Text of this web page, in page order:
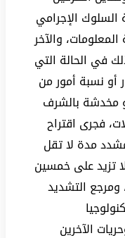
الإجرامي
والآخر
في الحالة التي
أو نسبة أمور من
مخدشة بالشرف
فجرى اقتراح
مدة لا تقل
تزيد على خمسين
ومرجع التشديد
الآخرين